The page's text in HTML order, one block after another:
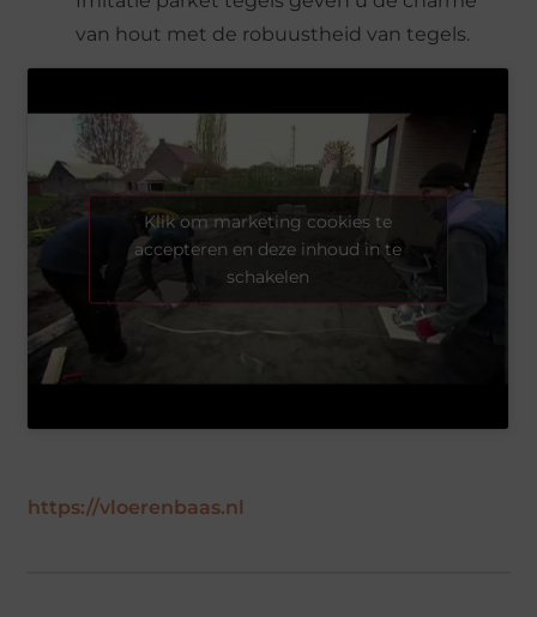
van hout met de robuustheid van tegels.
Klik om marketing cookies te
accepteren en deze inhoud in te
schakelen
https://vloerenbaas.nl